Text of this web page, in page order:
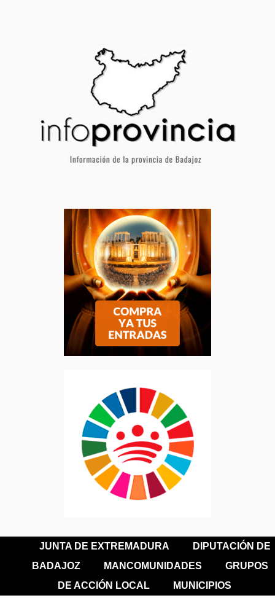
JUNTA DE EXTREMADURA
DIPUTACIÓN DE
BADAJOZ
MANCOMUNIDADES
GRUPOS
DE ACCIÓN LOCAL
MUNICIPIOS